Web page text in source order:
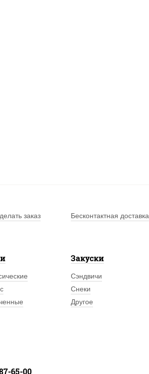
заказ Бесконтактная доставка
Закуски
Сэндвичи
Снеки
Другое
65-00